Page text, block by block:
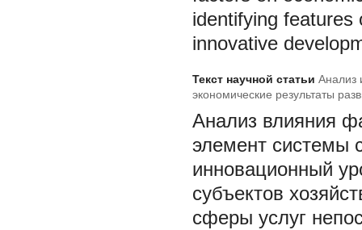
identifying features
innovative
Текст научной статьи Анализ
экономические результаты
Анализ влияния
элемент системы
инновационный
субъектов
сферы услуг